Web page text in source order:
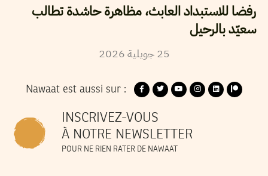
رفضا للاستبداد العابث، مظاهرة حاشدة تطالب
سعيّد بالرحيل
25 جويلية2026
Nawaat est aussi sur :
INSCRIVEZ-VOUS
À NOTRE NEWSLETTER
POUR NE RIEN RATER DE NAWAAT